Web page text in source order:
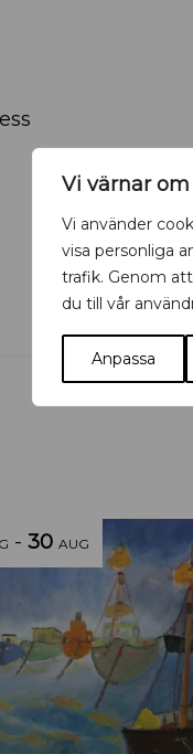
Vi värnar
Vi använder
visa personliga
trafik. Genom
du till vår
Anpassa
- 30 AUG